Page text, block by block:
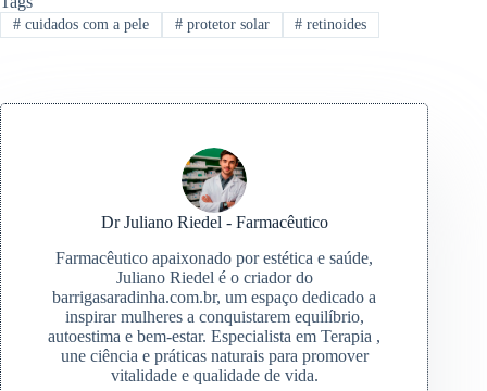
#cuidados com a pele #protetor solar # retinoides
Dr Juliano Riedel - Farmacêutico
Farmacêutico apaixonado por estética e saúde,
Juliano Riedel é o criador do
barrigasaradinha.com.br, um espaço dedicado a
inspirar mulheres a conquistarem equilíbrio,
autoestima e bem-estar. Especialista em Terapia ,
une ciência e práticas naturais para promover
vitalidade e qualidade de vida.